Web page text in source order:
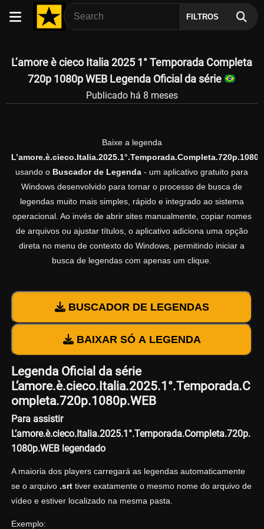
FILTROS
L’amore è cieco Italia 2025 1° Temporada Completa
720p 1080p WEB Legenda Oficial da série
Publicado há 8 meses
Baixe a legenda
usando o Buscador de Legenda - um aplicativo gratuito para
Windows desenvolvido para tornar o processo de busca de
legendas muito mais simples, rápido e integrado ao sistema
operacional. Ao invés de abrir sites manualmente, copiar nomes
de arquivos ou ajustar títulos, o aplicativo adiciona uma opção
direta no menu de contexto do Windows, permitindo iniciar a
busca de legendas com apenas um clique.
BUSCADOR DE LEGENDAS
BAIXAR SÓ A LEGENDA
Legenda Oficial da série
L’amore.è.cieco.Italia.2025.1°.Temporada.C
ompleta.720p.1080p.WEB
Para assistir
L’amore.è.cieco.Italia.2025.1°.Temporada.Completa.720p.
1080p.WEB legendado
A maioria dos players carregará as legendas automaticamente
se o arquivo .srttiver exatamente o mesmo nome do arquivo de
vídeo e estiver localizado na mesma pasta.
Exemplo: